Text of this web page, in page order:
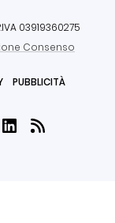
03919360275
Consenso
PUBBLICITÀ